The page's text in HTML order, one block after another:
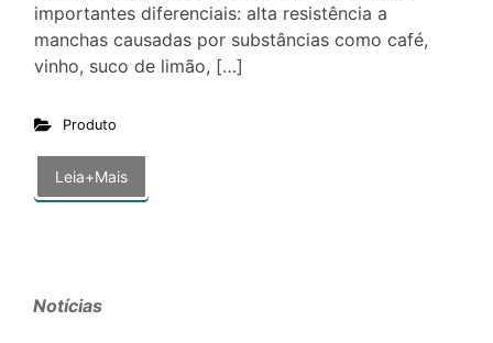
importantes diferenciais: alta resistência a
manchas causadas por substâncias como café,
vinho, suco de limão, […]
Produto
Leia+Mais
Notícias